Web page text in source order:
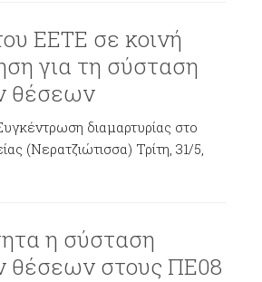
ΕΕΤΕ σε κοινή
για τη σύσταση
θέσεων
διαμαρτυρίας στο
(Νερατζιώτισσα) Τρίτη, 31/5,
η σύσταση
θέσεων στους ΠΕ08